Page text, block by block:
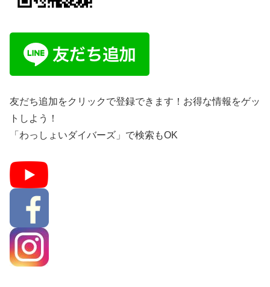
友だち追加をクリックで登録できます！お得な情報をゲッ
トしよう！
「わっしょいダイバーズ」で検索もOK